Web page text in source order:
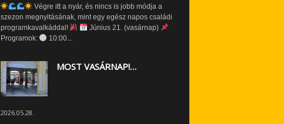
Végre itt a nyár, és nincs is jobb módja a
szezon megnyitásának, mint egy egész napos családi
programkavalkáddal!
Június 21. (vasárnap)
Programok:
10:00...
MOST VASÁRNAP!…
2026.05.28.